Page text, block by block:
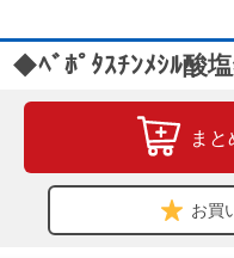
◆ﾍﾞﾎﾟﾀｽﾁﾝﾒｼﾙ酸
ま
お買